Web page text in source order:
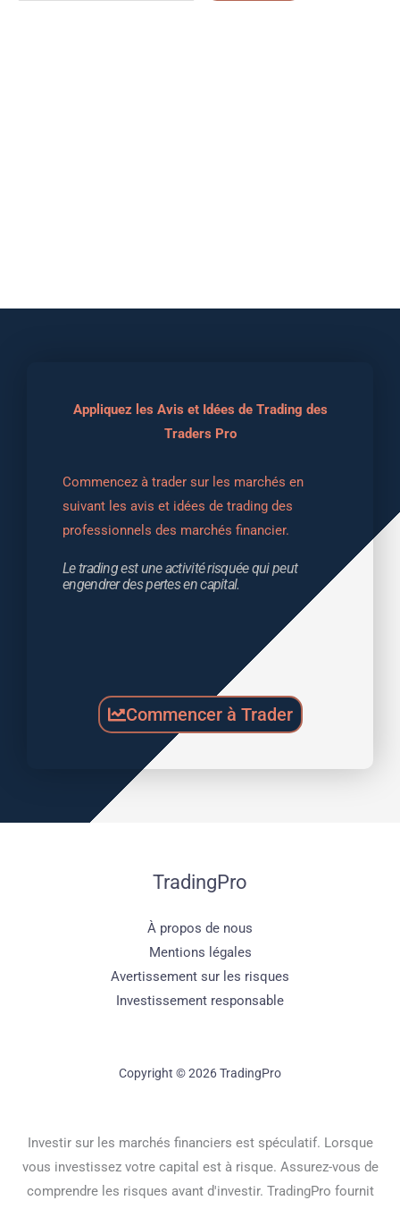
Appliquez les Avis et Idées de Trading des
Traders Pro
Commencez à trader sur les marchés en
suivant les avis et idées de trading des
professionnels des marchés financier.
Le trading est une activité risquée qui peut
engendrer des pertes en capital.
Commencer à Trader
TradingPro
À propos de nous
Mentions légales
Avertissement sur les risques
Investissement responsable
Copyright © 2026 TradingPro
Investir sur les marchés financiers est spéculatif. Lorsque
vous investissez votre capital est à risque. Assurez-vous de
comprendre les risques avant d'investir. TradingPro fournit